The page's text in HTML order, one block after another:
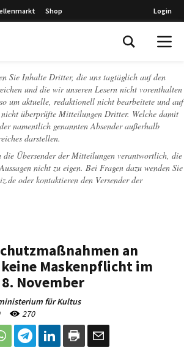
Shop Login
Sie Inhalte Dritter, die uns tagtäglich auf den
und die wir unseren Lesern nicht vorenthalten
um aktuelle, redaktionell nicht bearbeitete und auf
überprüfte Mitteilungen Dritter. Welche damit
namentlich genannten Absender außerhalb
darstellen.
Übersender der Mitteilungen verantwortlich, die
nicht zu eigen. Bei Fragen dazu wenden Sie
oder kontaktieren den Versender der
an
Maskenpflicht im
November
für Kultus
270